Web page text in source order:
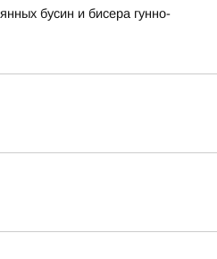
бусин и бисера гунно-